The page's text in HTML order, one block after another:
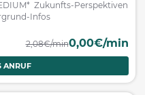
Zukunfts-Perspektiven
Infos
2,08€/min0,00€/min
ANRUF